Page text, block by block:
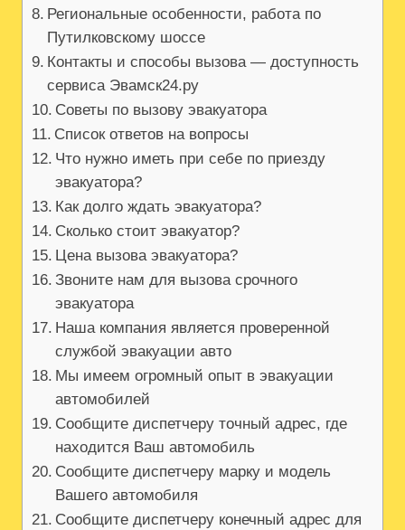
Региональные особенности, работа по
Путилковскому шоссе
Контакты и способы вызова — доступность
сервиса Эвамск24.ру
Советы по вызову эвакуатора
Список ответов на вопросы
Что нужно иметь при себе по приезду
эвакуатора?
Как долго ждать эвакуатора?
Сколько стоит эвакуатор?
Цена вызова эвакуатора?
Звоните нам для вызова срочного
эвакуатора
Наша компания является проверенной
службой эвакуации авто
Мы имеем огромный опыт в эвакуации
автомобилей
Сообщите диспетчеру точный адрес, где
находится Ваш автомобиль
Сообщите диспетчеру марку и модель
Вашего автомобиля
Сообщите диспетчеру конечный адрес для